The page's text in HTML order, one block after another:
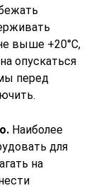
выше +20°С,
опускаться
перед
Наиболее
для
на